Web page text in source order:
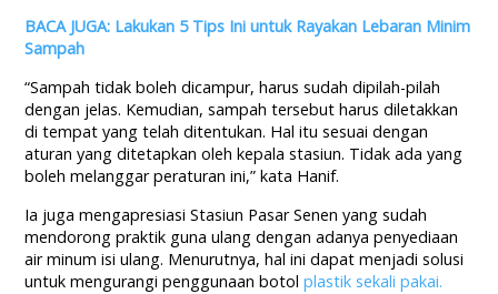
BACA JUGA: Lakukan 5 Tips Ini untuk Rayakan Lebaran Minim
Sampah
“Sampah tidak boleh dicampur, harus sudah dipilah-pilah
dengan jelas. Kemudian, sampah tersebut harus diletakkan
di tempat yang telah ditentukan. Hal itu sesuai dengan
aturan yang ditetapkan oleh kepala stasiun. Tidak ada yang
boleh melanggar peraturan ini,” kata Hanif.
Ia juga mengapresiasi Stasiun Pasar Senen yang sudah
mendorong praktik guna ulang dengan adanya penyediaan
air minum isi ulang. Menurutnya, hal ini dapat menjadi solusi
untuk mengurangi penggunaan botolplastik sekali pakai.